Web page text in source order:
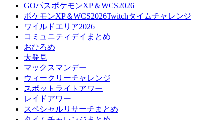
GOパスポケモンXP＆WCS2026
ポケモンXP＆WCS2026Twitchタイムチャレンジ
ワイルドエリア2026
コミュニティデイまとめ
おひろめ
大発見
マックスマンデー
ウィークリーチャレンジ
スポットライトアワー
レイドアワー
スペシャルリサーチまとめ